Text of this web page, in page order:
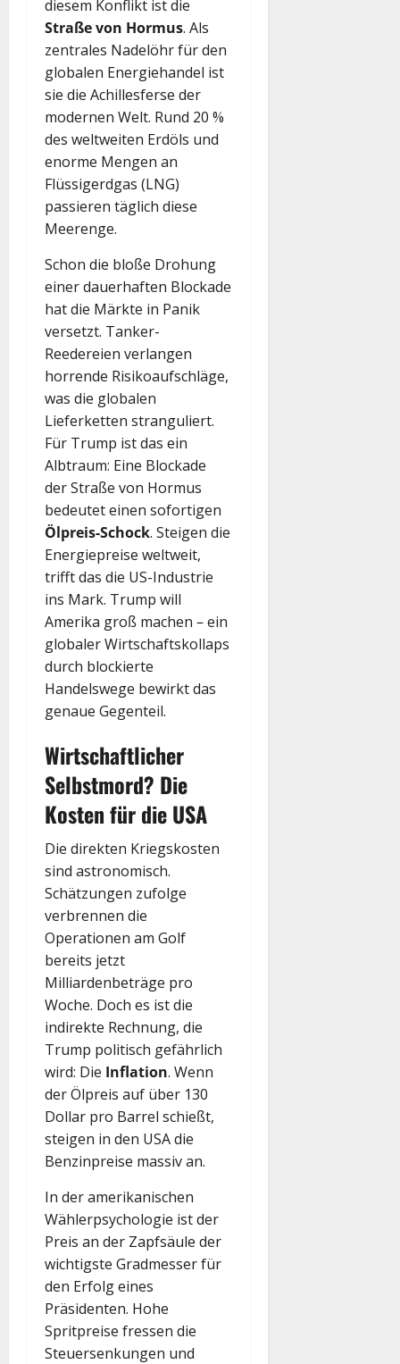
diesem Konflikt ist die
Straße von Hormus. Als
zentrales Nadelöhr für den
globalen Energiehandel ist
sie die Achillesferse der
modernen Welt. Rund 20 %
des weltweiten Erdöls und
enorme Mengen an
Flüssigerdgas (LNG)
passieren täglich diese
Meerenge.
Schon die bloße Drohung
einer dauerhaften Blockade
hat die Märkte in Panik
versetzt. Tanker-
Reedereien verlangen
horrende Risikoaufschläge,
was die globalen
Lieferketten stranguliert.
Für Trump ist das ein
Albtraum: Eine Blockade
der Straße von Hormus
bedeutet einen sofortigen
Ölpreis-Schock. Steigen die
Energiepreise weltweit,
trifft das die US-Industrie
ins Mark. Trump will
Amerika groß machen – ein
globaler Wirtschaftskollaps
durch blockierte
Handelswege bewirkt das
genaue Gegenteil.
Wirtschaftlicher
Selbstmord? Die
Kosten für die USA
Die direkten Kriegskosten
sind astronomisch.
Schätzungen zufolge
verbrennen die
Operationen am Golf
bereits jetzt
Milliardenbeträge pro
Woche. Doch es ist die
indirekte Rechnung, die
Trump politisch gefährlich
wird: Die Inflation. Wenn
der Ölpreis auf über 130
Dollar pro Barrel schießt,
steigen in den USA die
Benzinpreise massiv an.
In der amerikanischen
Wählerpsychologie ist der
Preis an der Zapfsäule der
wichtigste Gradmesser für
den Erfolg eines
Präsidenten. Hohe
Spritpreise fressen die
Steuersenkungen und